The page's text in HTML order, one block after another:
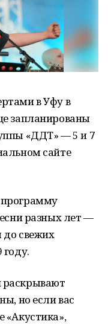
в Уфу в
запланированы
«ДДТ» — 5 и 7
сайте
разных лет —
до свежих
раскрывают
но если вас
«Акустика»,